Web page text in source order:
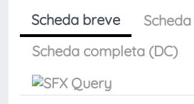
Scheda breve
Scheda completa (DC)